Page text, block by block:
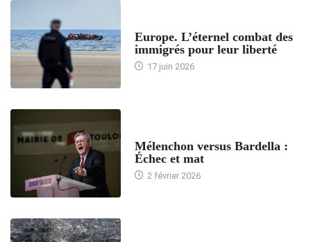
Europe. L’éternel combat des
immigrés pour leur liberté
17 juin 2026
Mélenchon versus Bardella :
Échec et mat
2 février 2026